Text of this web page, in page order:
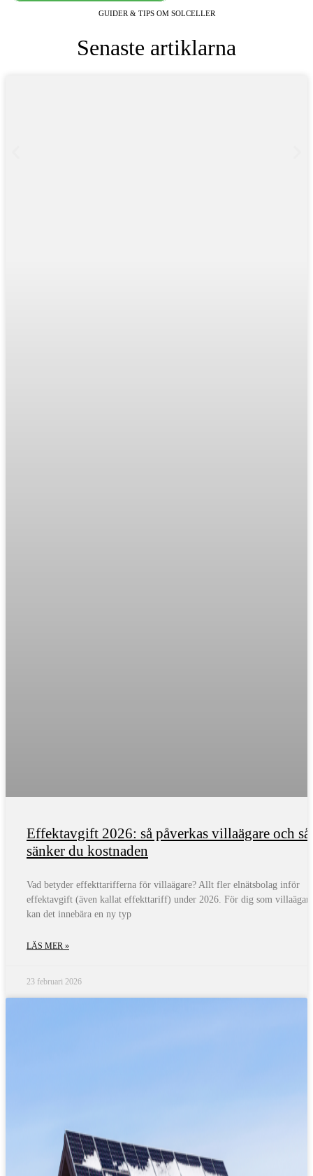
GUIDER & TIPS OM SOLCELLER
Senaste artiklarna
Effektavgift 2026: så påverkas villaägare och så
sänker du kostnaden
Vad betyder effekttarifferna för villaägare? Allt fler elnätsbolag inför
effektavgift (även kallat effekttariff) under 2026. För dig som villaägare
kan det innebära en ny typ
LÄS MER »
23 februari 2026